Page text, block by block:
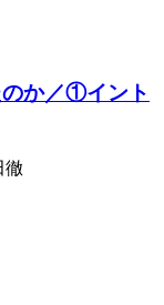
のか／①イント
徹